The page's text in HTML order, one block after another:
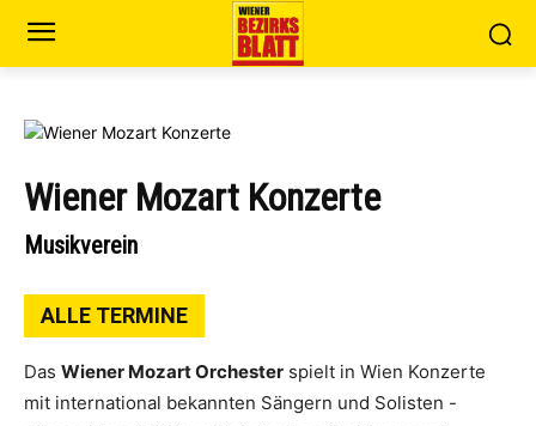
Wiener Mozart Konzerte
Musikverein
ALLE TERMINE
Das Wiener Mozart Orchester spielt in Wien Konzerte
mit international bekannten Sängern und Solisten -